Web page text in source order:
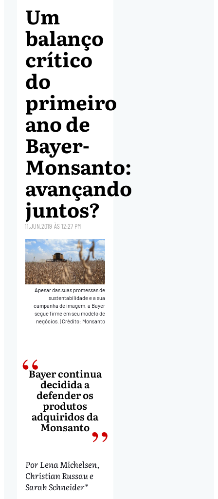
Um
balanço
crítico
do
primeiro
ano de
Bayer-
Monsanto:
avançando
juntos?
11.JUN.2019 ÀS12:27 PM
Apesar das suas promessas de
sustentabilidade e a sua
campanha de imagem, a Bayer
segue firme em seu modelo de
negócios. |Crédito: Monsanto
Bayer continua
decidida a
defender os
produtos
adquiridos da
Monsanto
Por Lena Michelsen,
Christian Russau e
Sarah Schneider*